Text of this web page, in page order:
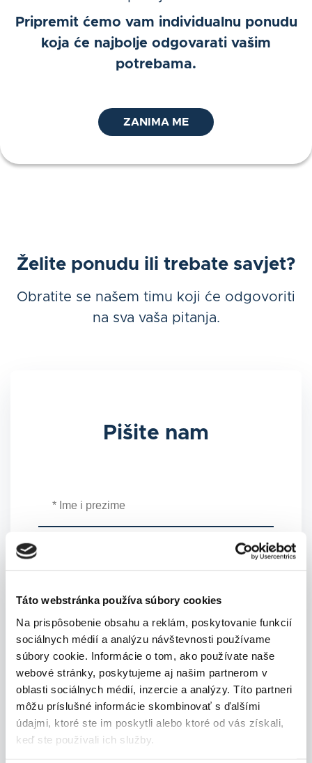
Táto webstránka používa súbory cookies
Na prispôsobenie obsahu a reklám, poskytovanie funkcií
sociálnych médií a analýzu návštevnosti používame
súbory cookie. Informácie o tom, ako používate naše
webové stránky, poskytujeme aj našim partnerom v
oblasti sociálnych médií, inzercie a analýzy. Títo partneri
môžu príslušné informácie skombinovať s ďalšími
údajmi, ktoré ste im poskytli alebo ktoré od vás získali,
keď ste používali ich služby.
Pripremit ćemo vam individualnu ponudu
koja će najbolje odgovarati vašim
potrebama.
ZANIMA ME
Želite ponudu ili trebate savjet?
Obratite se našem timu koji će odgovoriti
na sva vaša pitanja.
Pišite nam